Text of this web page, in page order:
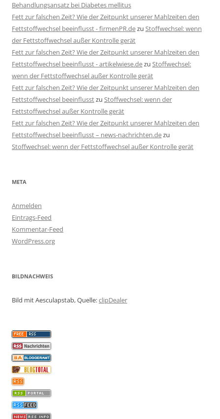
Behandlungsansatz bei Diabetes mellitus
Fett zur falschen Zeit? Wie der Zeitpunkt unserer Mahlzeiten den
Fettstoffwechsel beeinflusst - firmenPR.dezu Stoffwechsel: wenn
der Fettstoffwechsel außer Kontrolle gerät
Fett zur falschen Zeit? Wie der Zeitpunkt unserer Mahlzeiten den
Fettstoffwechsel beeinflusst - artikelwiese.dezu Stoffwechsel:
wenn der Fettstoffwechsel außer Kontrolle gerät
Fett zur falschen Zeit? Wie der Zeitpunkt unserer Mahlzeiten den
Fettstoffwechsel beeinflusstzu Stoffwechsel: wenn der
Fettstoffwechsel außer Kontrolle gerät
Fett zur falschen Zeit? Wie der Zeitpunkt unserer Mahlzeiten den
Fettstoffwechsel beeinflusst – news-nachrichten.dezu
Stoffwechsel: wenn der Fettstoffwechsel außer Kontrolle gerät
META
Anmelden
Eintrags-Feed
Kommentar-Feed
WordPress.org
BILDNACHWEIS
Bild mit Aesculapstab, Quelle:clipDealer